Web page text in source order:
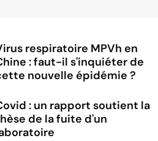
respiratoire MPVh en
: faut-il s'inquiéter de
nouvelle épidémie ?
: un rapport soutient la
de la fuite d'un